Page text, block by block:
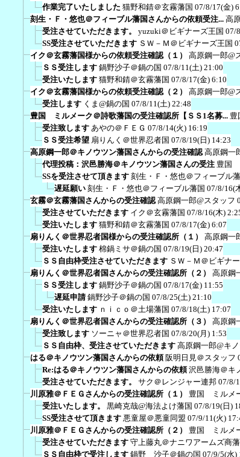
作業完了いたしました 猫野和錆＠玄霧藩国 07/8/17(金)
刻生・Ｆ・悠也＠フィーブル藩国さんからの依頼受注... 高
受注させていただきます。
yuzuki＠ビギナーズ王国 07/
SS受注させていただきます ＳＷ－Ｍ＠ビギナーズ王国
イク＠玄霧藩国様からの依頼受注確認（１）
高原鋼一郎@
ＳＳ受注します 鍋野沙子＠鍋の国 07/8/11(土) 21:00
受注いたします 猫野和錆＠玄霧藩国 07/8/17(金) 6:10
イク＠玄霧藩国様からの依頼受注確認（２）
高原鋼一郎@
受注します くま@鍋の国 07/8/11(土) 22:48
豊国 ミルメーク＠詩歌藩国の受注確認所【ＳＳ1名募... 豊
受注致します あやの＠ＦＥＧ 07/8/14(火) 16:19
ＳＳ受注希望 扇りんく＠世界忍者国 07/8/19(日) 14:23
高原鋼一郎＠キノウツン藩国さんからの受注確認 高原鋼一
代理投稿：沢邑勝海＠キノウツン藩国さんの受注 豊国
SSを受注させて頂きます 刻生・Ｆ・悠也＠フィーブル
遅延願い 刻生・Ｆ・悠也＠フィーブル藩国 07/8/16(
玄霧＠玄霧藩国さんからの受注確認 高原鋼一郎@スタッフ
受注させていただきます イク＠玄霧藩国 07/8/16(木)
受注いたします 猫野和錆＠玄霧藩国 07/8/17(金) 6:07
扇りんく＠世界忍者国様からの受注確認所（１）
高原鋼一
受注いたします 棉鍋ミサ＠鍋の国 07/8/19(日) 20:47
ＳＳ自由枠受注させていただきます ＳＷ－Ｍ＠ビギナ
扇りんく＠世界忍者国さんからの受注確認所（２）
高原鋼
ＳＳ受注します 鍋野沙子＠鍋の国 07/8/17(金) 11:55
遅延申請 鍋野沙子＠鍋の国 07/8/25(土) 21:10
受注いたします ｎｉｃｏ＠土場藩国 07/8/18(土) 17:07
扇りんく＠世界忍者国さんからの受注確認所（３）
高原鋼
受注致します ソーニャ＠世界忍者国 07/8/20(月) 1:53
ＳＳ自由枠、受注させていただきます 高原鋼一郎@キ
はる＠キノウツン藩国さんからの依頼 阪明日見＠スタッフ
Re:はる＠キノウツン藩国さんからの依頼 沢邑勝海＠キ
受注させていただきます。
サク＠レンジャー連邦 07/8/
川原雅＠ＦＥＧさんからの受注確認所（１）
豊国 ミルメ
受注いたします。
黒崎克哉@海法よけ藩国 07/8/19(日)
SS受注させて頂きます 悪童屋＠悪童同盟 07/9/11(火)
川原雅＠ＦＥＧさんからの受注確認所（２）
豊国 ミルメ
受注させていただきます 守上藤丸＠ナニワアームズ商
ＳＳ自由枠で受注します 鍋野 沙子＠鍋の国 07/9/5(水)